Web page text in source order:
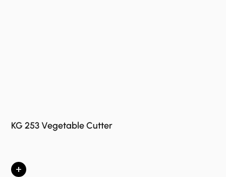
KG 253 Vegetable Cutter
+